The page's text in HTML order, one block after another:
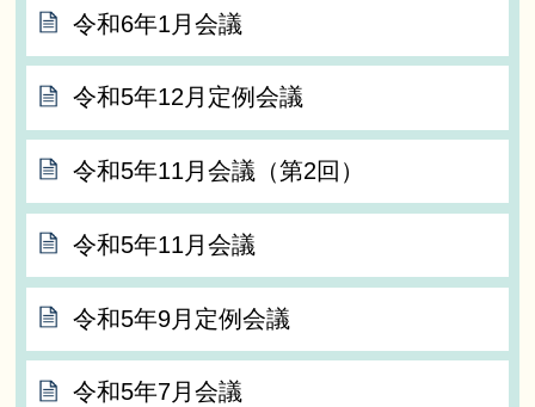
令和6年1月会議
令和5年12月定例会議
令和5年11月会議（第2回）
令和5年11月会議
令和5年9月定例会議
令和5年7月会議